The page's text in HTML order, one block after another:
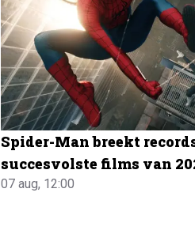
Spider-Man breekt
succesvolste films van
07 aug, 12:00